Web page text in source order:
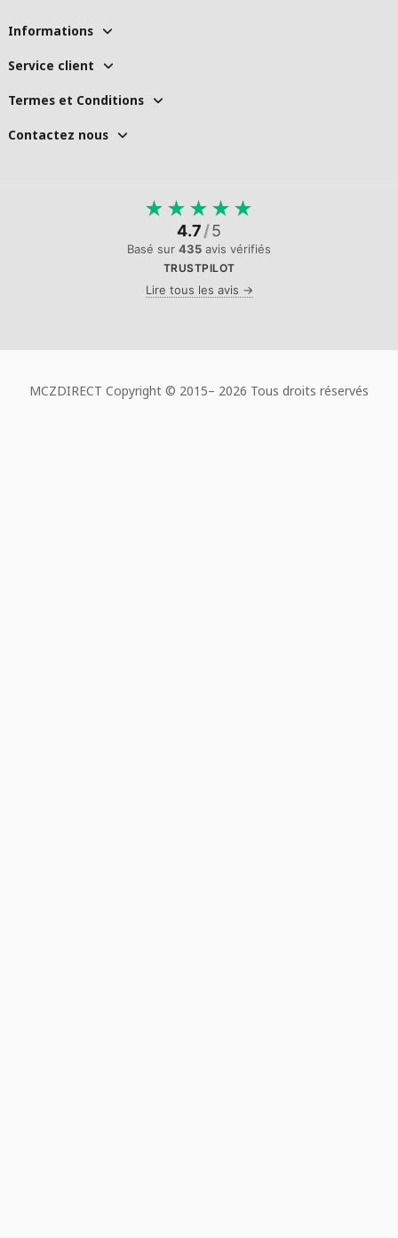
Informations
Service client
Termes et Conditions
Contactez nous
★ ★ ★ ★ ★
4.7/5
Basé sur 435 avis vérifiés
TRUSTPILOT
Lire tous les avis →
MCZDIRECT Copyright © 2015– 2026 Tous droits réservés